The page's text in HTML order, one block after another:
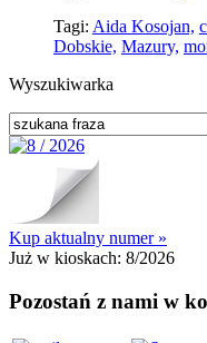
Tagi: Aida Kosojan,
Dobskie, Mazury,
Wyszukiwarka
Kup aktualny numer »
Już w kioskach: 8/2026
Pozostań z nami w